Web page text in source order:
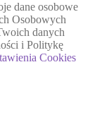
dane osobowe
Osobowych
danych
i Politykę
Cookies